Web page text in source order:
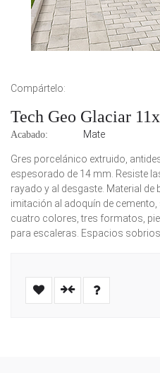
Compártelo:
Tech Geo Glaciar
Acabado: Mate
Gres porcelánico extruido,
espesorado de 14 mm. Resiste
rayado y al desgaste. Material
imitación al adoquín de
cuatro colores, tres formatos,
para escaleras. Espacios